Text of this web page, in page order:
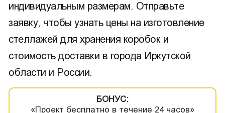
индивидуальным размерам. Отправьте
заявку, чтобы узнать цены на изготовление
стеллажей для хранения коробок и
стоимость доставки в города Иркутской
области и России.
БОНУС:
«Проект бесплатно в течение 24 часов»